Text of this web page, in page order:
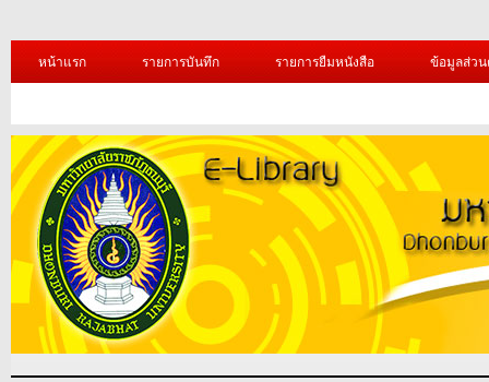
หน้าแรก รายการบันทึก รายการยืมหนังสือ ข้อมูลส่ว